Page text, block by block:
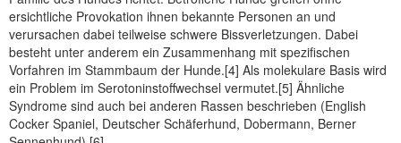
ersichtliche Provokation ihnen bekannte Personen an und
verursachen dabei teilweise schwere Bissverletzungen. Dabei
besteht unter anderem ein Zusammenhang mit spezifischen
Vorfahren im Stammbaum der Hunde.[4] Als molekulare Basis wird
ein Problem im Serotoninstoffwechsel vermutet.[5] Ähnliche
Syndrome sind auch bei anderen Rassen beschrieben (English
Cocker Spaniel, Deutscher Schäferhund, Dobermann, Berner